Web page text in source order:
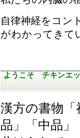
自律神経をコン
がわかってきて
ようこそ チキンエ
漢方の書物
品」
「